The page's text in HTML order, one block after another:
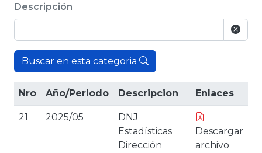
Descripción
Buscar en esta categoria
Nro Año/Periodo Descripcion Enlaces
21 2025/05
DNJ
Estadísticas
Dirección
Descargar
archivo